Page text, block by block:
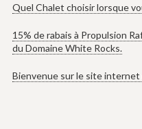
Quel Chalet choisir lorsque
15% de rabais à Propulsion
du Domaine White Rocks.
Bienvenue sur le site internet